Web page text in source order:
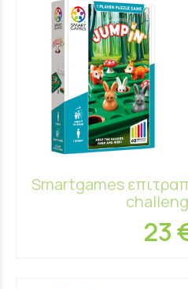
Smartgames
23